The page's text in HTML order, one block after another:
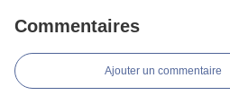
Commentaires
Ajouter un commentaire